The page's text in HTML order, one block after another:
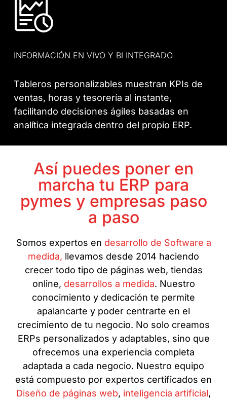
INFORMACIÓN EN VIVO Y BI INTEGRADO
Tableros personalizables muestran KPIs de
ventas, horas y tesorería al instante,
facilitando decisiones ágiles basadas en
analítica integrada dentro del propio ERP.
Así puedes poner en
marcha tu ERP para
pymes y empresas paso
a paso
Somos expertos en desarrollo de Software a
medida, llevamos desde 2014 haciendo
crecer todo tipo de páginas web, tiendas
online, desarrollos a medida. Nuestro
conocimiento y dedicación te permite
apalancarte y poder centrarte en el
crecimiento de tu negocio. No solo creamos
ERPs personalizados y adaptables, sino que
ofrecemos una experiencia completa
adaptada a cada negocio. Nuestro equipo
está compuesto por expertos certificados en
Diseño de páginas web, inteligencia artificial,